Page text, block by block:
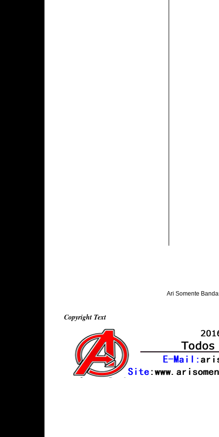
Ari Somente
Copyright Text